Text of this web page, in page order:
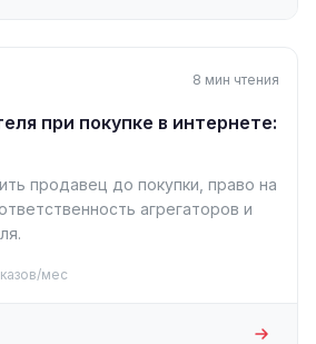
8 мин чтения
при покупке в интернете:
продавец до покупки, право на
агрегаторов и
мес